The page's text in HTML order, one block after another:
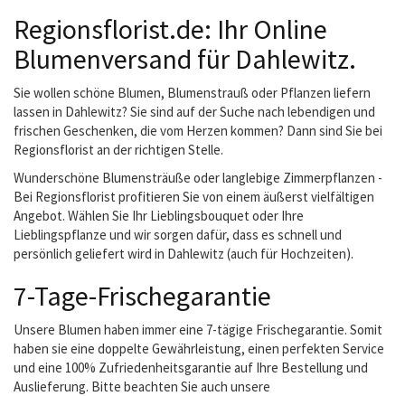
Regionsflorist.de: Ihr Online
Blumenversand für Dahlewitz.
Sie wollen schöne Blumen, Blumenstrauß oder Pflanzen liefern
lassen in Dahlewitz? Sie sind auf der Suche nach lebendigen und
frischen Geschenken, die vom Herzen kommen? Dann sind Sie bei
Regionsflorist an der richtigen Stelle.
Wunderschöne Blumensträuße oder langlebige Zimmerpflanzen -
Bei Regionsflorist profitieren Sie von einem äußerst vielfältigen
Angebot. Wählen Sie Ihr Lieblingsbouquet oder Ihre
Lieblingspflanze und wir sorgen dafür, dass es schnell und
persönlich geliefert wird in Dahlewitz (auch für Hochzeiten).
7-Tage-Frischegarantie
Unsere Blumen haben immer eine 7-tägige Frischegarantie. Somit
haben sie eine doppelte Gewährleistung, einen perfekten Service
und eine 100% Zufriedenheitsgarantie auf Ihre Bestellung und
Auslieferung. Bitte beachten Sie auch unsere